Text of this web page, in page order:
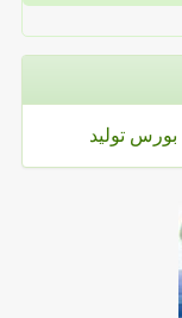
بورس تولید